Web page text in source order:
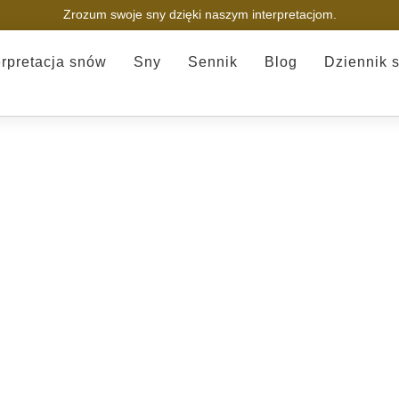
Zrozum swoje sny dzięki naszym interpretacjom.
snów Sny Sennik Blog Dziennik